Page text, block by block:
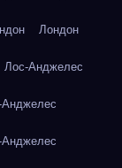
Лондон
Лос-Анджелес